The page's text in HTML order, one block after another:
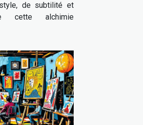
de subtilité et
cette alchimie